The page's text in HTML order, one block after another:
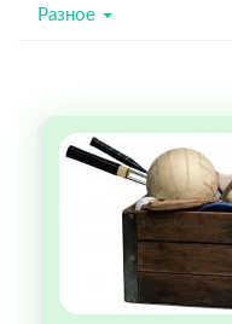
Разное